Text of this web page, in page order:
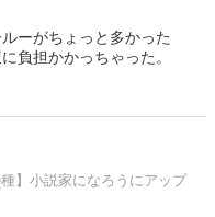
ーがちょっと多かった
負担かかっちゃった。
】小説家になろうにアップ